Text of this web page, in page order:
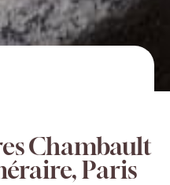
Chambault
Paris